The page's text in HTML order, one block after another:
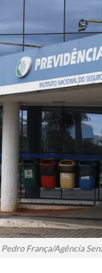
Pedro França/Agência